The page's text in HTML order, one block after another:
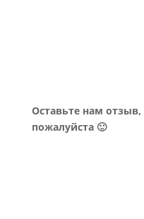
Оставьте нам отзыв,
пожалуйста 🙂